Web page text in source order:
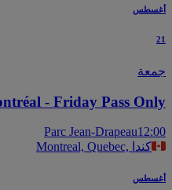
- Friday Pass
Parc Jean-Drapeau
Montreal, Quebec, كندا